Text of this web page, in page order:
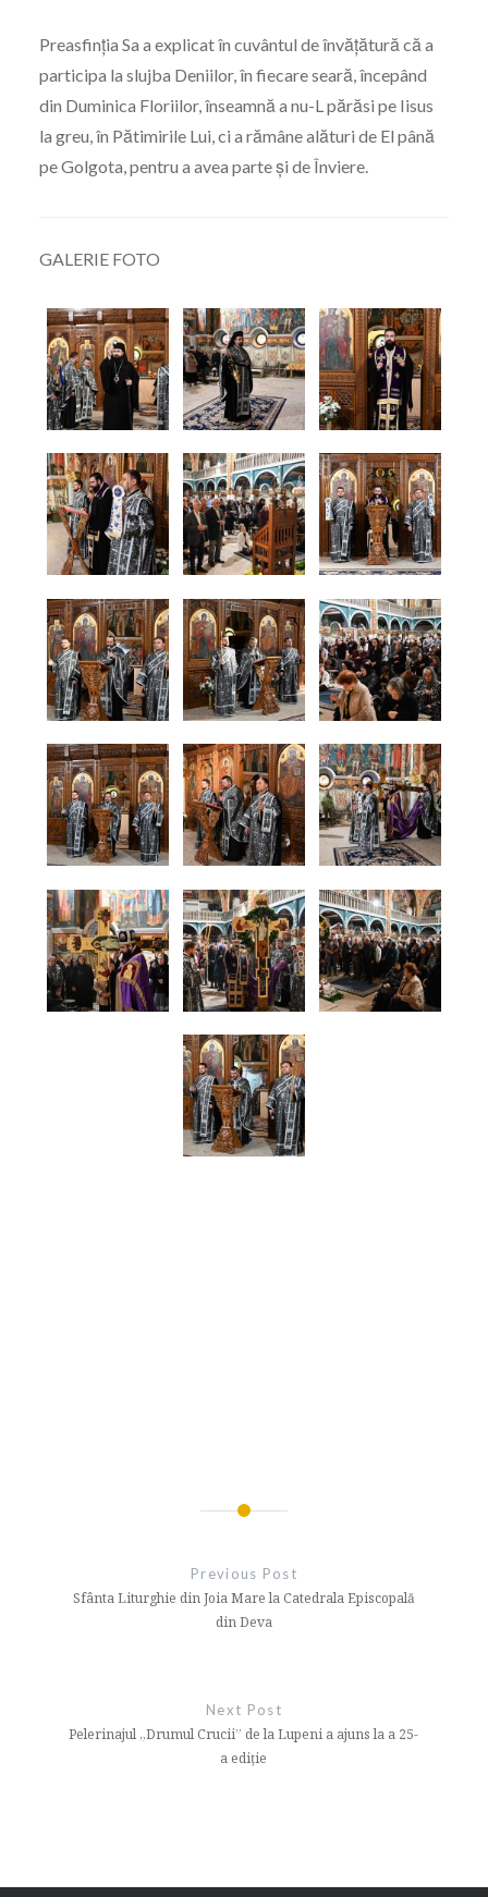
Preasfinția Sa a explicat în cuvântul de învățătură că a
participa la slujba Deniilor, în fiecare seară, începând
din Duminica Floriilor, înseamnă a nu-L părăsi pe Iisus
la greu, în Pătimirile Lui, ci a rămâne alături de El până
pe Golgota, pentru a avea parte și de Înviere.
GALERIE FOTO
articole
Previous Post
Sfânta Liturghie din Joia Mare la Catedrala Episcopală
din Deva
Next Post
Pelerinajul „Drumul Crucii” de la Lupeni a ajuns la a 25-
a ediție